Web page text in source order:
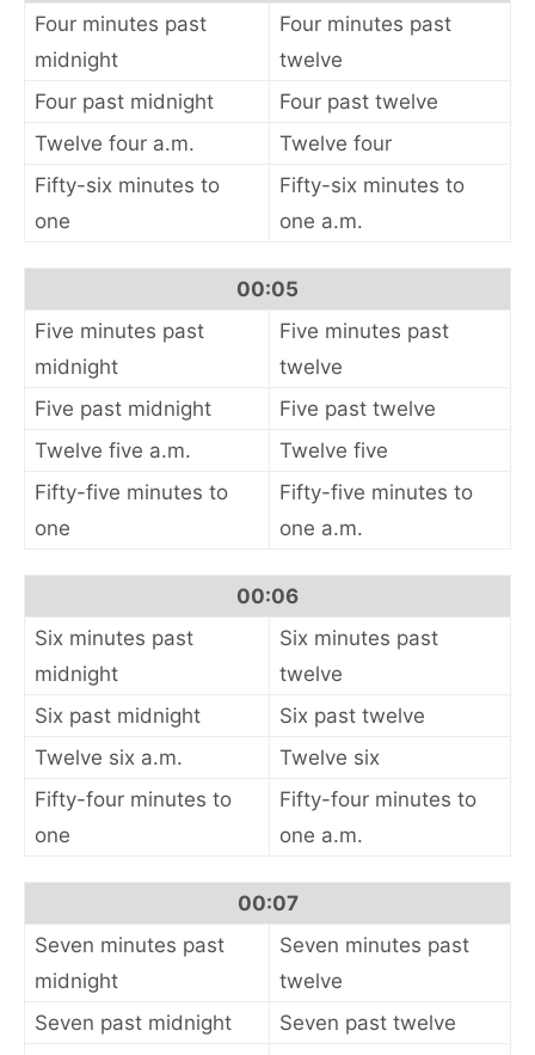
Four minutes past
midnight
Four minutes past
twelve
Four past midnight
Four past twelve
Twelve four a.m.
Twelve four
Fifty-six minutes to
one
Fifty-six minutes to
one a.m.
00:05
Five minutes past
midnight
Five minutes past
twelve
Five past midnight
Five past twelve
Twelve five a.m.
Twelve five
Fifty-five minutes to
one
Fifty-five minutes to
one a.m.
00:06
Six minutes past
midnight
Six minutes past
twelve
Six past midnight
Six past twelve
Twelve six a.m.
Twelve six
Fifty-four minutes to
one
Fifty-four minutes to
one a.m.
00:07
Seven minutes past
midnight
Seven minutes past
twelve
Seven past midnight
Seven past twelve